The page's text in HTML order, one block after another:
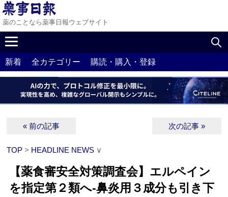
薬のことなら薬事日報ウェブサイト
新着 全カテゴリー 購読・購入・登録
« 前の記事 次の記事 »
TOP > HEADLINE NEWS ∨
【薬食審安全対策調査会】エルペイン
を指定第２類へ‐鼻炎用３成分も引き下